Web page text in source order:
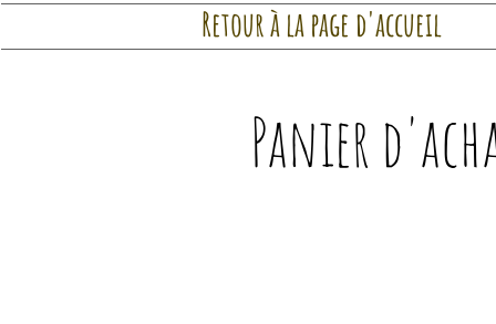
Retour à la page d'accueil
Panier